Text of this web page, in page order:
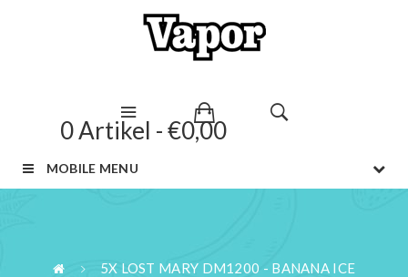
0 Artikel - €0,00
MOBILE MENU
5X LOST MARY DM1200 - BANANA ICE